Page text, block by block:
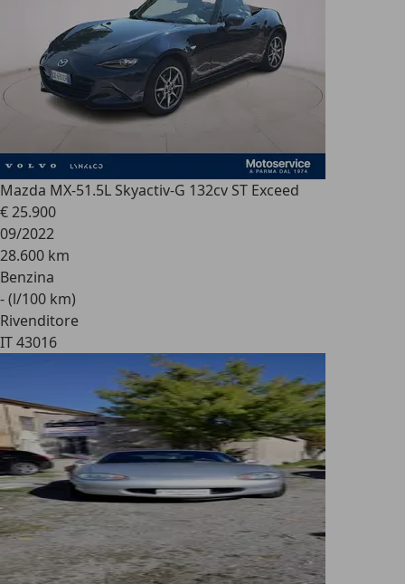
Mazda MX-51.5L Skyactiv-G 132cv ST Exceed
€ 25.900
09/2022
28.600 km
Benzina
- (l/100 km)
Rivenditore
IT 43016